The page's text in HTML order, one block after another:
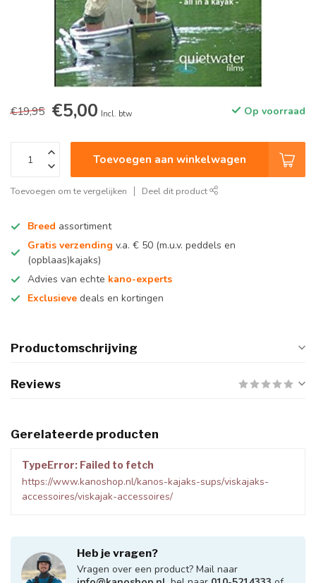
€19,95 €5,00 Incl. btw Op voorraad
Toevoegen aan winkelwagen
Toevoegen om te vergelijken Deel dit product
Breed assortiment
Gratis verzending v.a. € 50 (m.u.v. peddels en
(opblaas)kajaks)
Advies van echte kano-experts
Exclusieve deals en kortingen
Productomschrijving
Reviews
Gerelateerde producten
TypeError: Failed to fetch
https://www.kanoshop.nl/kanos-kajaks-sups/viskajaks-
accessoires/viskajak-accessoires/
Heb je vragen?
Vragen over een product? Mail naar